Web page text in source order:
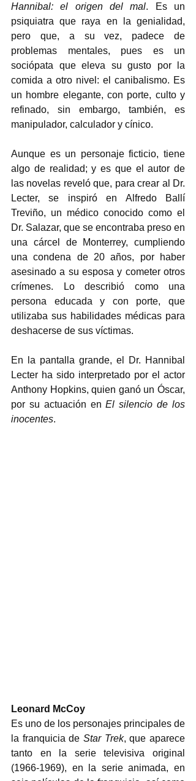
Hannibal: el origen del mal. Es un
psiquiatra que raya en la genialidad,
pero que, a su vez, padece de
problemas mentales, pues es un
sociópata que eleva su gusto por la
comida a otro nivel: el canibalismo. Es
un hombre elegante, con porte, culto y
refinado, sin embargo, también, es
manipulador, calculador y cínico.
Aunque es un personaje ficticio, tiene
algo de realidad; y es que el autor de
las novelas reveló que, para crear al Dr.
Lecter, se inspiró en Alfredo Ballí
Treviño, un médico conocido como el
Dr. Salazar, que se encontraba preso en
una cárcel de Monterrey, cumpliendo
una condena de 20 años, por haber
asesinado a su esposa y cometer otros
crímenes. Lo describió como una
persona educada y con porte, que
utilizaba sus habilidades médicas para
deshacerse de sus víctimas.
En la pantalla grande, el Dr. Hannibal
Lecter ha sido interpretado por el actor
Anthony Hopkins, quien ganó un Óscar,
por su actuación en El silencio de los
inocentes.
Leonard McCoy
Es uno de los personajes principales de
la franquicia de Star Trek, que aparece
tanto en la serie televisiva original
(1966-1969), en la serie animada, en